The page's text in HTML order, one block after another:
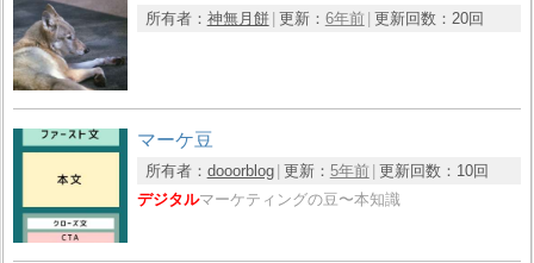
所有者： 神無月餅 更新： 6年前 更新回数： 20回
マーケ豆
所有者： dooorblog 更新： 5年前 更新回数： 10回
デジタルマーケティングの豆〜本知識